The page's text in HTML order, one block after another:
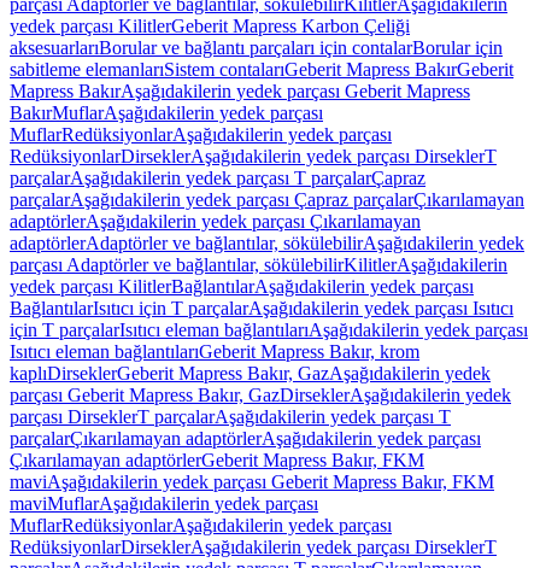
parçası Adaptörler ve bağlantılar, sökülebilirKilitlerAşağıdakilerin
yedek parçası KilitlerGeberit Mapress Karbon Çeliği
aksesuarlarıBorular ve bağlantı parçaları için contalarBorular için
sabitleme elemanlarıSistem contalarıGeberit Mapress BakırGeberit
Mapress BakırAşağıdakilerin yedek parçası Geberit Mapress
BakırMuflarAşağıdakilerin yedek parçası
MuflarRedüksiyonlarAşağıdakilerin yedek parçası
RedüksiyonlarDirseklerAşağıdakilerin yedek parçası DirseklerT
parçalarAşağıdakilerin yedek parçası T parçalarÇapraz
parçalarAşağıdakilerin yedek parçası Çapraz parçalarÇıkarılamayan
adaptörlerAşağıdakilerin yedek parçası Çıkarılamayan
adaptörlerAdaptörler ve bağlantılar, sökülebilirAşağıdakilerin yedek
parçası Adaptörler ve bağlantılar, sökülebilirKilitlerAşağıdakilerin
yedek parçası KilitlerBağlantılarAşağıdakilerin yedek parçası
BağlantılarIsıtıcı için T parçalarAşağıdakilerin yedek parçası Isıtıcı
için T parçalarIsıtıcı eleman bağlantılarıAşağıdakilerin yedek parçası
Isıtıcı eleman bağlantılarıGeberit Mapress Bakır, krom
kaplıDirseklerGeberit Mapress Bakır, GazAşağıdakilerin yedek
parçası Geberit Mapress Bakır, GazDirseklerAşağıdakilerin yedek
parçası DirseklerT parçalarAşağıdakilerin yedek parçası T
parçalarÇıkarılamayan adaptörlerAşağıdakilerin yedek parçası
Çıkarılamayan adaptörlerGeberit Mapress Bakır, FKM
maviAşağıdakilerin yedek parçası Geberit Mapress Bakır, FKM
maviMuflarAşağıdakilerin yedek parçası
MuflarRedüksiyonlarAşağıdakilerin yedek parçası
RedüksiyonlarDirseklerAşağıdakilerin yedek parçası DirseklerT